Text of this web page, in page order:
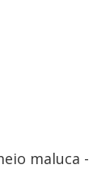
maluca